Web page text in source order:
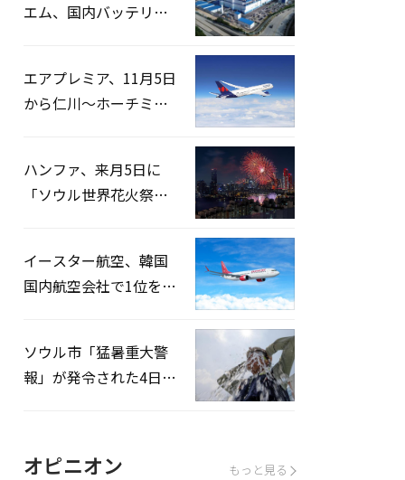
エム、国内バッテリー
エアプレミア、11月5日
から仁川〜ホーチミン
ハンファ、来月5日に
「ソウル世界花火祭り
イースター航空、韓国
国内航空会社で1位を記
ソウル市「猛暑重大警
報」が発令された4日、
オピニオン もっと見る